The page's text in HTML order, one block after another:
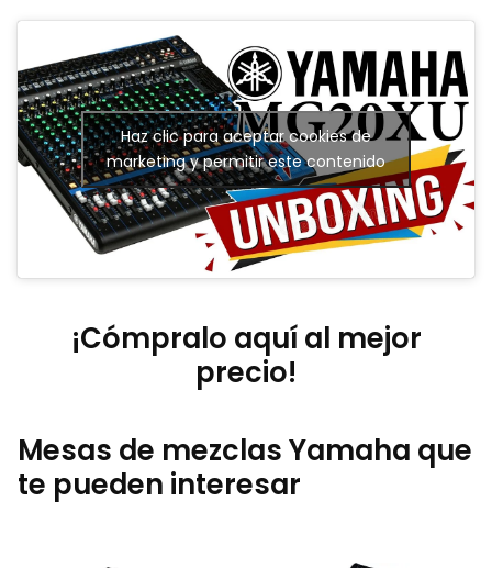
Haz clic para aceptar cookies de
marketing y permitir este contenido
¡Cómpralo aquí al mejor
precio!
Mesas de mezclas Yamaha que
te pueden interesar